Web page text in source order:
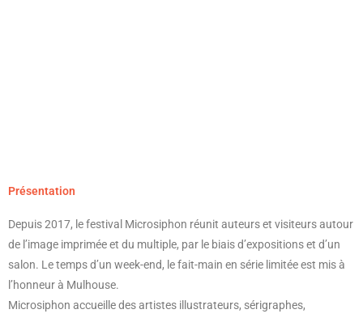
Présentation
Depuis 2017, le festival Microsiphon réunit auteurs et visiteurs autour
de l’image imprimée et du multiple, par le biais d’expositions et d’un
salon. Le temps d’un week-end, le fait-main en série limitée est mis à
l’honneur à Mulhouse.
Microsiphon accueille des artistes illustrateurs, sérigraphes,